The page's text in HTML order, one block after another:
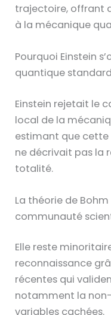
trajectoire, offrant
à la mécanique
Pourquoi Einstein
quantique
Einstein rejetait le
local de la
estimant que
ne décrivait pas la
totalité.
La théorie de
communauté
Elle reste
reconnaissance
récentes qui
notamment la
variables cachées.